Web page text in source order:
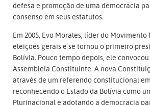
defesa e promoção de uma democracia
consenso em seus estatutos.
Em 2005, Evo Morales, líder do Movimento
eleições gerais e se tornou o primeiro
Bolívia. Pouco tempo depois, ele
Assembleia Constituinte. A nova
através de um referendo constitucional em
reconhecendo o Estado da Bolívia como
Plurinacional e adotando a democracia